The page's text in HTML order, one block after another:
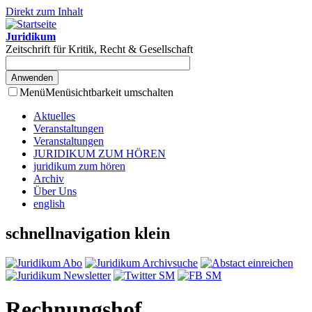
Direkt zum Inhalt
Juridikum
Zeitschrift für Kritik, Recht & Gesellschaft
MenüMenüsichtbarkeit umschalten
Aktuelles
Veranstaltungen
Veranstaltungen
JURIDIKUM ZUM HÖREN
juridikum zum hören
Archiv
Über Uns
english
schnellnavigation klein